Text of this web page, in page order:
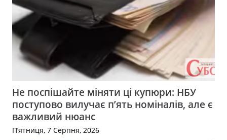
Не поспішайте міняти ці купюри: НБУ
поступово вилучає п’ять номіналів, але є
важливий нюанс
П’ятниця, 7 Серпня, 2026